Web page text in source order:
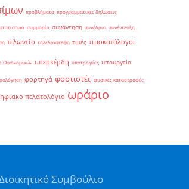
προβλήματα προγραμματικές δηλώσεις
στατιστικά συμμορία συνάντηση συνέδριο συνέντευξη
τελωνείο τηλεδιάσκεψη τιμές τιμοκατάλογοι
Οικονομικών υπερκέρδη υποτροφίες υπουργείο
φορτηγά φορτιστές φυσικές καταστροφές
πελατολόγιο ωράριο
Συμβούλιο